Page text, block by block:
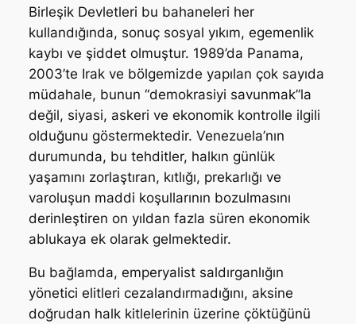
Birleşik Devletleri bu bahaneleri her
kullandığında, sonuç sosyal yıkım, egemenlik
kaybı ve şiddet olmuştur. 1989’da Panama,
2003’te Irak ve bölgemizde yapılan çok sayıda
müdahale, bunun “demokrasiyi savunmak”la
değil, siyasi, askeri ve ekonomik kontrolle ilgili
olduğunu göstermektedir. Venezuela’nın
durumunda, bu tehditler, halkın günlük
yaşamını zorlaştıran, kıtlığı, prekarlığı ve
varoluşun maddi koşullarının bozulmasını
derinleştiren on yıldan fazla süren ekonomik
ablukaya ek olarak gelmektedir.
Bu bağlamda, emperyalist saldırganlığın
yönetici elitleri cezalandırmadığını, aksine
doğrudan halk kitlelerinin üzerine çöktüğünü